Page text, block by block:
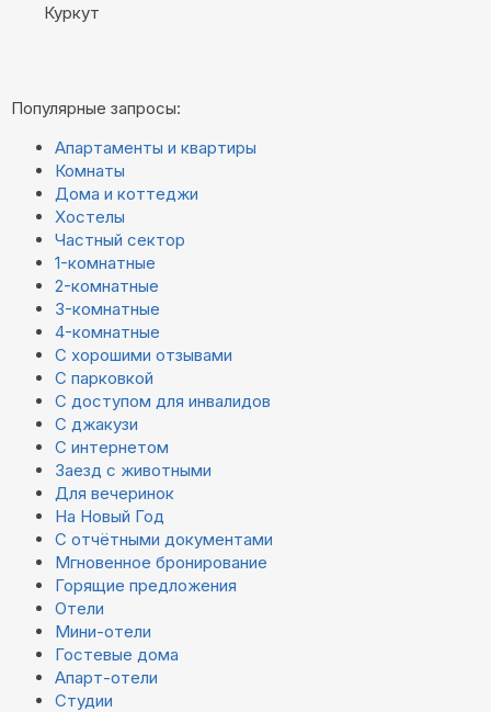
Куркут
Популярные запросы:
Апартаменты и квартиры
Комнаты
Дома и коттеджи
Хостелы
Частный сектор
1-комнатные
2-комнатные
3-комнатные
4-комнатные
С хорошими отзывами
С парковкой
С доступом для инвалидов
С джакузи
С интернетом
Заезд с животными
Для вечеринок
На Новый Год
С отчётными документами
Мгновенное бронирование
Горящие предложения
Отели
Мини-отели
Гостевые дома
Апарт-отели
Студии